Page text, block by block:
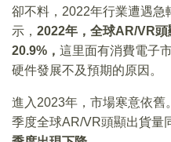
卻不料，2022年行業遭遇
示， 2022年，全球AR/VR
20.9%， 這里面有消費電子
硬件發展不及預期的原因。
進入2023年，市場寒意依
季度全球AR/VR頭顯出貨量